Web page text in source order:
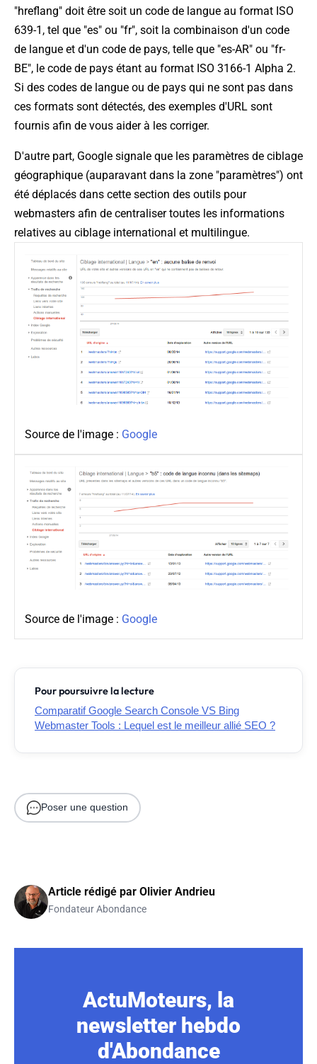
"hreflang" doit être soit un code de langue au format ISO
639-1, tel que "es" ou "fr", soit la combinaison d'un code
de langue et d'un code de pays, telle que "es-AR" ou "fr-
BE", le code de pays étant au format ISO 3166-1 Alpha 2.
Si des codes de langue ou de pays qui ne sont pas dans
ces formats sont détectés, des exemples d'URL sont
fournis afin de vous aider à les corriger.
D'autre part, Google signale que les paramètres de ciblage
géographique (auparavant dans la zone "paramètres") ont
été déplacés dans cette section des outils pour
webmasters afin de centraliser toutes les informations
relatives au ciblage international et multilingue.
Source de l'image : Google
Source de l'image : Google
Pour poursuivre la lecture
Comparatif Google Search Console VS Bing
Webmaster Tools : Lequel est le meilleur allié SEO ?
Poser une question
Article rédigé par Olivier Andrieu
Fondateur Abondance
ActuMoteurs, la
newsletter hebdo
d'Abondance